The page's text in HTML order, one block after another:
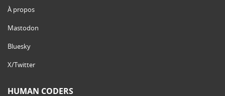
À propos
Mastodon
Bluesky
X/Twitter
HUMAN CODERS